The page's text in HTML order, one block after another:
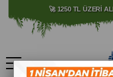
🚀 1250 TL ÜZERİ